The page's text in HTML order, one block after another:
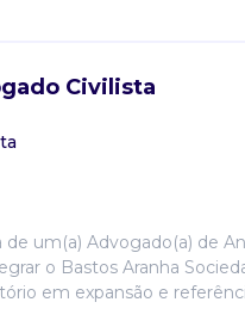
Civilista
um(a) Advogado(a) de
o Bastos Aranha
em expansão e